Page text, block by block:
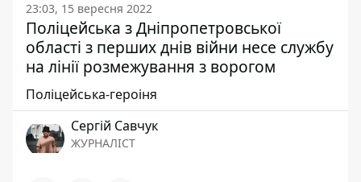
23:03, 15 вересня 2022
Поліцейська з Дніпропетровської
області з перших днів війни несе службу
на лінії розмежування з ворогом
Поліцейська-героіня
Сергій Савчук
ЖУРНАЛІСТ